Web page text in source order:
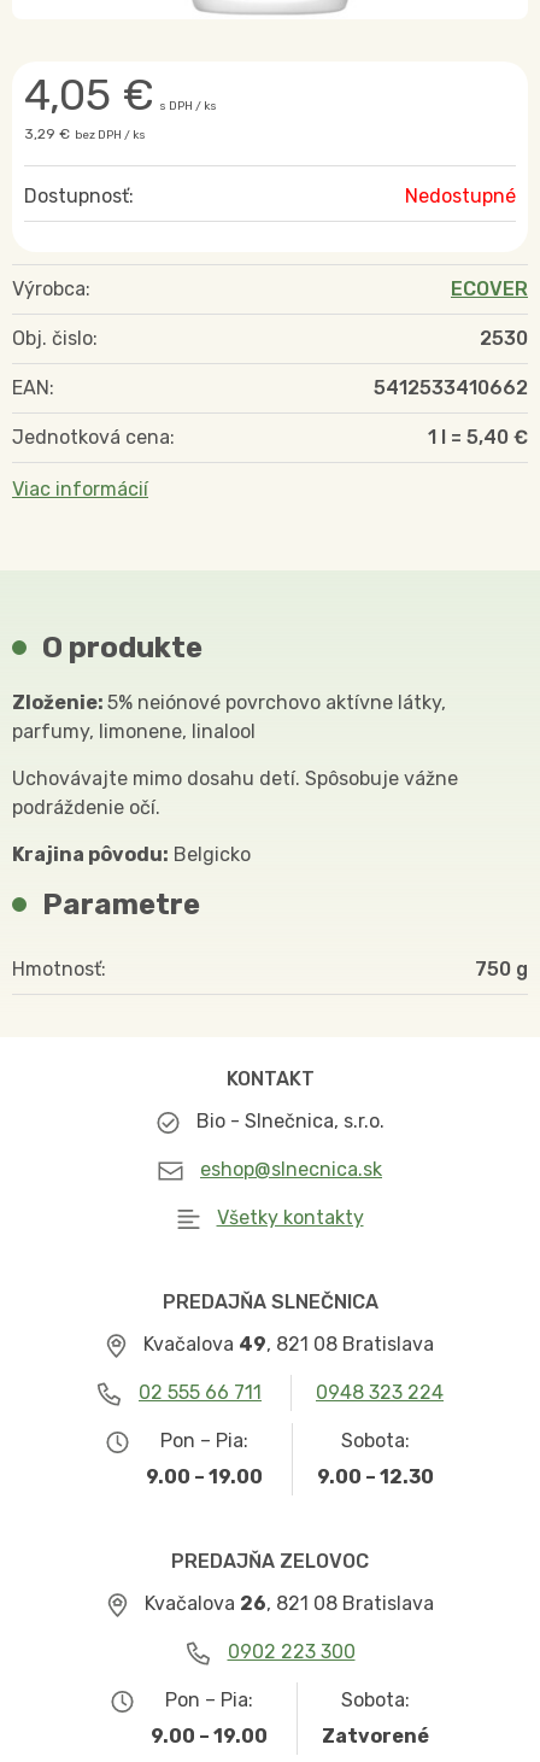
4,05 € s DPH / ks
3,29 € bez DPH / ks
Dostupnosť: Nedostupné
Výrobca: ECOVER
Obj. čislo: 2530
EAN: 5412533410662
Jednotková cena: 1 l = 5,40 €
Viac informácií
O produkte
Zloženie: 5% neiónové povrchovo aktívne látky,
parfumy, limonene, linalool
Uchovávajte mimo dosahu detí. Spôsobuje vážne
podráždenie očí.
Krajina pôvodu: Belgicko
Parametre
Hmotnosť 750
KONTAKT
Bio - Slnečnica, s.r.o.
eshop@slnecnica.sk
Všetky kontakty
PREDAJŇA SLNEČNICA
Kvačalova 49, 821 08 Bratislava
02 555 66 711 0948 323 224
Pon – Pia:
9.00 – 19.00
Sobota:
9.00 – 12.30
PREDAJŇA ZELOVOC
Kvačalova 26, 821 08 Bratislava
0902 223 300
Pon – Pia:
9.00 – 19.00
Sobota:
Zatvorené